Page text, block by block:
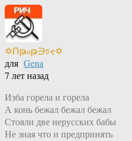
✡Ոթℴթ∋চҿ✡
для Gena
7 лет назад
Изба горела и горела
А конь бежал бежал бежал
Стояли две нерусских бабы
Не зная что и предпринять